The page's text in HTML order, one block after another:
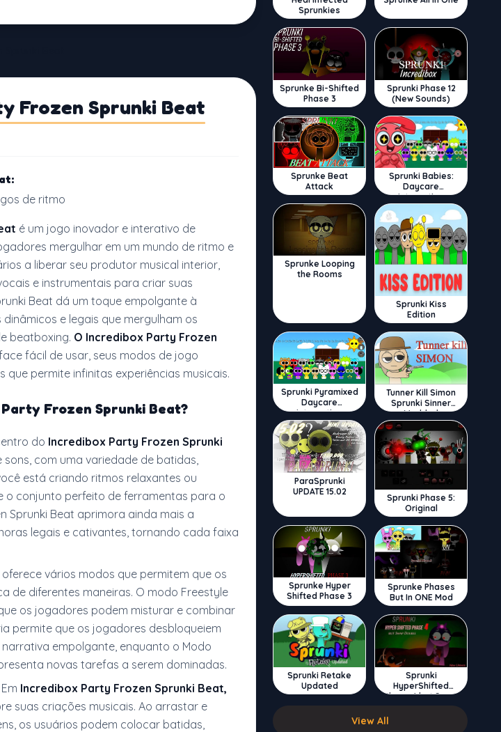
Frozen Sprunki Beat
de ritmo
é um jogo inovador e interativo de
mergulhar em um mundo de ritmo e
a liberar seu produtor musical interior,
e instrumentais para criar suas
Beat dá um toque empolgante à
e legais que mergulham os
beatboxing. O Incredibox Party Frozen
fácil de usar, seus modos de jogo
permite infinitas experiências musicais.
Frozen Sprunki Beat?
do Incredibox Party Frozen Sprunki
com uma variedade de batidas,
está criando ritmos relaxantes ou
o conjunto perfeito de ferramentas para o
Sprunki Beat aprimora ainda mais a
legais e cativantes, tornando cada faixa
oferece vários modos que permitem que os
de diferentes maneiras. O modo Freestyle
os jogadores podem misturar e combinar
permite que os jogadores desbloqueiem
empolgante, enquanto o Modo
novas tarefas a serem dominadas.
Em Incredibox Party Frozen Sprunki Beat,
suas criações musicais. Ao arrastar e
os usuários podem colocar batidas,
Sprunkies
Sprunke Bi-Shifted
Phase 3
Sprunki Phase 12
(New Sounds)
Sprunke Beat
Attack
Sprunki Babies:
Daycare
Interactive
Sprunke Looping
the Rooms
Sprunki Kiss
Edition
Sprunki Pyramixed
Daycare
Interactive
Tunner Kill Simon
Sprunki Sinner
Modded
ParaSprunki
UPDATE 15.02
Sprunki Phase 5:
Original
Sprunke Hyper
Shifted Phase 3
Sprunke Phases
But In ONE Mod
Sprunki Retake
Updated
Sprunki
HyperShifted
Phase 4 but Swap
Double
View All